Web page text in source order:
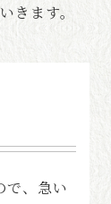
きます。
で、急い